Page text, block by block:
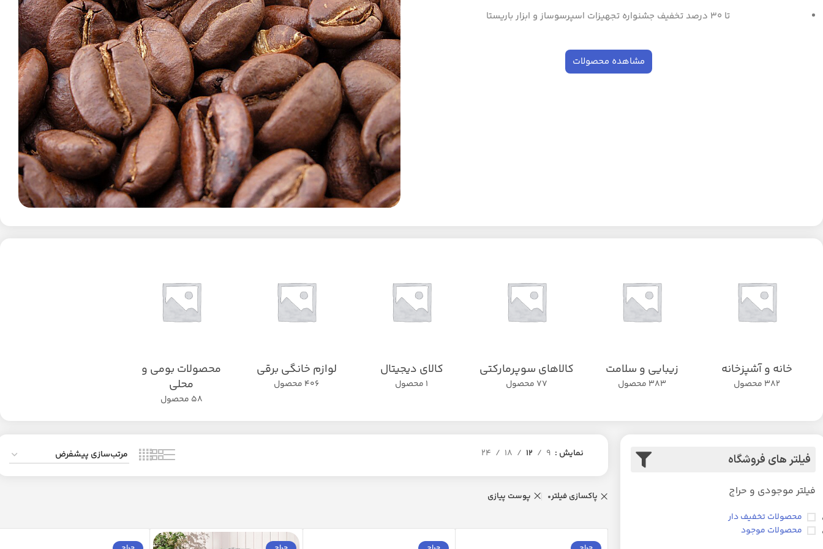
تا ۳۰ درصد تخفیف جشنواره تجهیزات اسپرسوساز و ابزار باریستا
مشاهده محصولات
خانه و آشپزخانه
382 محصول
زیبایی و سلامت
383 محصول
کالاهای سوپرمارکتی
77 محصول
کالای دیجیتال
1 محصول
لوازم خانگی برقی
406 محصول
محصولات بومی و
محلی
58 محصول
فیلتر های فروشگاه
فیلتر موجودی و حراج
محصولات تخفیف دار
محصولات موجود
نمایش 9
12
18
24
پاکسازی فیلتر پوست پیازی